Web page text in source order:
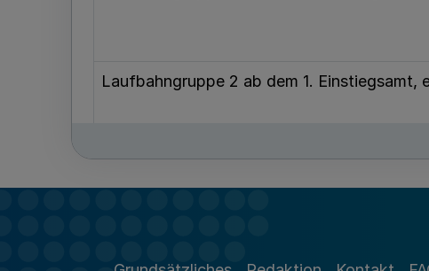
Laufbahngruppe 2 ab dem 1. Einstiegsamt,
Laufbahngruppe 1 ab dem 1. Einstiegsamt,